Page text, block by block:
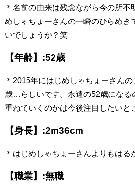
＊名前の由来は残念ながら今の所不
めしゃちょーさんの一瞬のひらめき
いでしょうか？笑
【年齢】:52歳
＊2015年にはじめしゃちょーさん
歳…らしいです。永遠の52歳になる
重ねていくのかは今後注目したいと
【身長】:2m36cm
＊はじめしゃちょーさんよりもはる
【職業】:無職